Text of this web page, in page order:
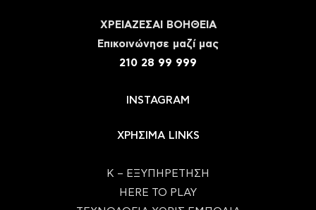
ΧΡΕΙΑΖΕΣΑΙ ΒΟΗΘΕΙΑ
Eπικοινώνησε μαζί μας
210 28 99 999
INSTAGRAM
ΧΡΗΣΙΜΑ LINKS
Κ – ΕΞΥΠΗΡΕΤΗΣΗ
HERE TO PLAY